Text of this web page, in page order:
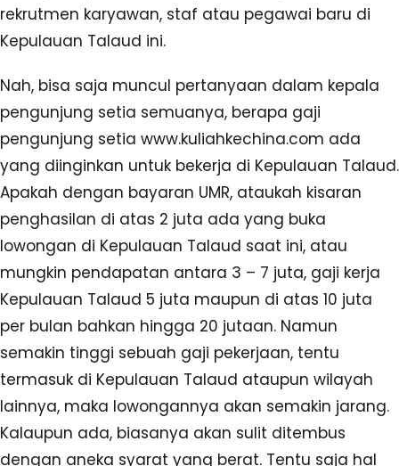
rekrutmen karyawan, staf atau pegawai baru di
Kepulauan Talaud ini.
Nah, bisa saja muncul pertanyaan dalam kepala
pengunjung setia semuanya, berapa gaji
pengunjung setia www.kuliahkechina.com ada
yang diinginkan untuk bekerja di Kepulauan Talaud.
Apakah dengan bayaran UMR, ataukah kisaran
penghasilan di atas 2 juta ada yang buka
lowongan di Kepulauan Talaud saat ini, atau
mungkin pendapatan antara 3 – 7 juta, gaji kerja
Kepulauan Talaud 5 juta maupun di atas 10 juta
per bulan bahkan hingga 20 jutaan. Namun
semakin tinggi sebuah gaji pekerjaan, tentu
termasuk di Kepulauan Talaud ataupun wilayah
lainnya, maka lowongannya akan semakin jarang.
Kalaupun ada, biasanya akan sulit ditembus
dengan aneka syarat yang berat. Tentu saja hal